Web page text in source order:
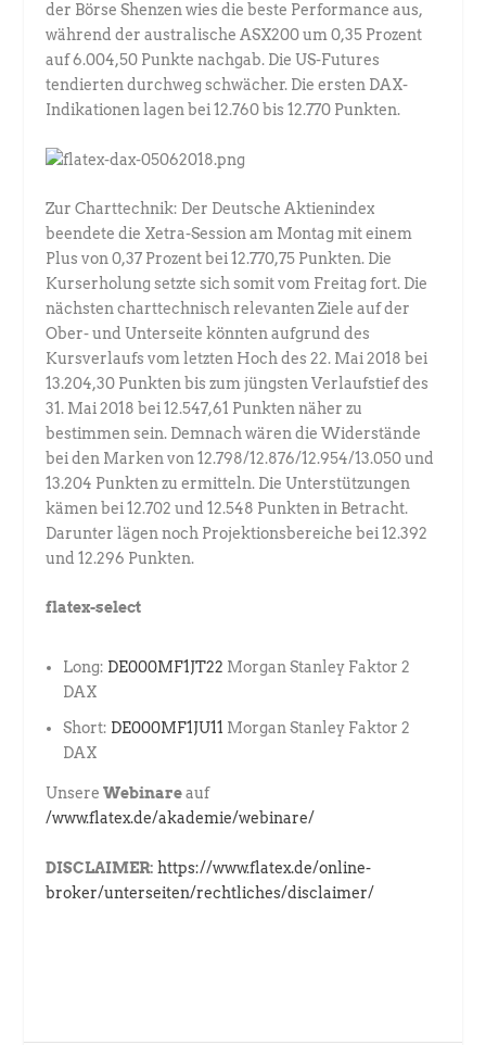
der Börse Shenzen wies die beste Performance aus,
während der australische ASX200 um 0,35 Prozent
auf 6.004,50 Punkte nachgab. Die US-Futures
tendierten durchweg schwächer. Die ersten DAX-
Indikationen lagen bei 12.760 bis 12.770 Punkten.
Zur Charttechnik: Der Deutsche Aktienindex
beendete die Xetra-Session am Montag mit einem
Plus von 0,37 Prozent bei 12.770,75 Punkten. Die
Kurserholung setzte sich somit vom Freitag fort. Die
nächsten charttechnisch relevanten Ziele auf der
Ober- und Unterseite könnten aufgrund des
Kursverlaufs vom letzten Hoch des 22. Mai 2018 bei
13.204,30 Punkten bis zum jüngsten Verlaufstief des
31. Mai 2018 bei 12.547,61 Punkten näher zu
bestimmen sein. Demnach wären die Widerstände
bei den Marken von 12.798/12.876/12.954/13.050 und
13.204 Punkten zu ermitteln. Die Unterstützungen
kämen bei 12.702 und 12.548 Punkten in Betracht.
Darunter lägen noch Projektionsbereiche bei 12.392
und 12.296 Punkten.
flatex-select
Long: DE000MF1JT22 Morgan Stanley Faktor 2
DAX
Short: DE000MF1JU11 Morgan Stanley Faktor 2
DAX
UnsereWebinareauf
/www.flatex.de/akademie/webinare/
DISCLAIMER: https://www.flatex.de/online-
broker/unterseiten/rechtliches/disclaimer/